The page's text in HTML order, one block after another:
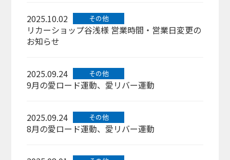
2025.10.02 その他
リカーショップ谷浅様 営業時間・営業日変更の
お知らせ
2025.09.24 その他
9月の愛ロード運動、愛リバー運動
2025.09.24 その他
8月の愛ロード運動、愛リバー運動